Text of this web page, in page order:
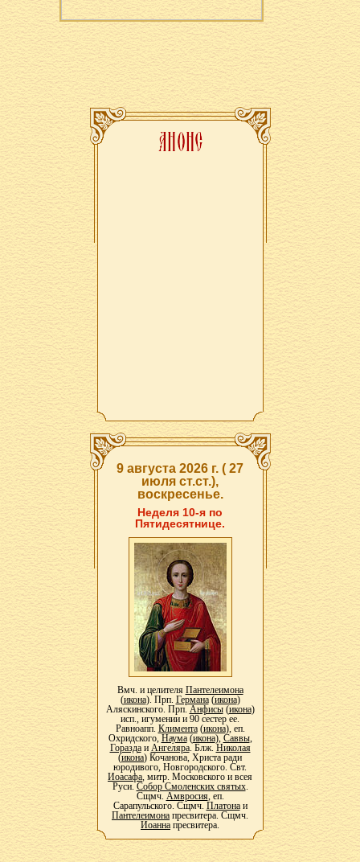
9 августа 2026 г. ( 27
июля ст.ст.),
воскресенье.
Неделя 10-я по
Пятидесятнице.
Вмч. и целителя Пантелеимона
(икона). Прп. Германа(икона)
Аляскинского. Прп. Анфисы(икона)
исп., игумении и 90 сестер ее.
Равноапп. Климента(икона), еп.
Охридского, Наума(икона), Саввы,
Гораздаи Ангеляра. Блж. Николая
(икона) Кочанова, Христа ради
юродивого, Новгородского. Свт.
Иоасафа, митр. Московского и всея
Руси. Собор Смоленских святых.
Сщмч. Амвросия, еп.
Сарапульского. Сщмч. Платонаи
Пантелеимона пресвитера. Сщмч.
Иоанна пресвитера.